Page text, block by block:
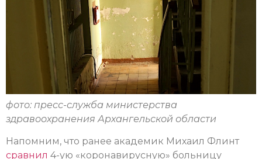
фото: пресс-служба министерства
здравоохранения Архангельской области
Напомним, что ранее академик Михаил Флинт
сравнил 4-ую «коронавирусную» больницу